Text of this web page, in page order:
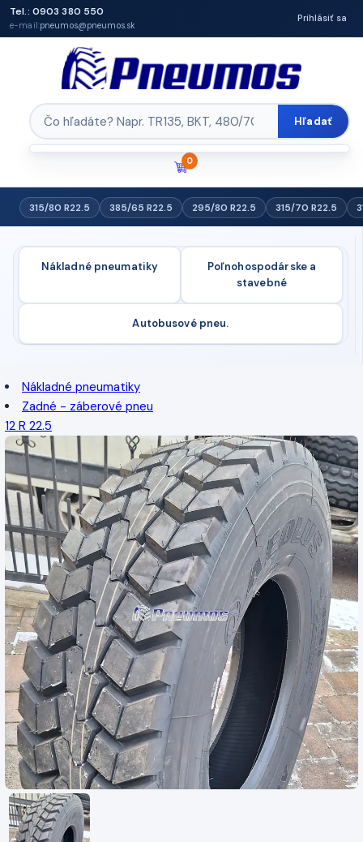
Tel.: 0903 380 550
e-mail:pneumos@pneumos.sk
Prihlásiť sa
Hľadať
0
315/80 R22.5 385/65 R22.5 295/80 R22.5 315/70 R22.5
Nákladné pneumatiky
Poľnohospodárske a
stavebné
Autobusové pneu.
Nákladné pneumatiky
Zadné - záberové pneu
12 R 22.5